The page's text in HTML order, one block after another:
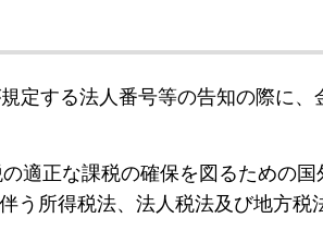
定する法人番号等の告知の際に、
適正な課税の確保を図るための
う所得税法、法人税法及び地方税